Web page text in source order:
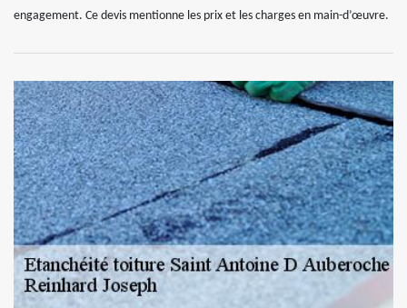
engagement. Ce devis mentionne les prix et les charges en main-d’œuvre.